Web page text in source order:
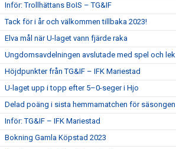
Inför: Trollhättans BoIS – TG&IF
Tack för i år och välkommen tillbaka 2023!
Elva mål när U-laget vann fjärde raka
Ungdomsavdelningen avslutade med spel och lek
Höjdpunkter från TG&IF – IFK Mariestad
U-laget upp i topp efter 5–0-seger i Hjo
Delad poäng i sista hemmamatchen för säsongen
Inför: TG&IF – IFK Mariestad
Bokning Gamla Köpstad 2023